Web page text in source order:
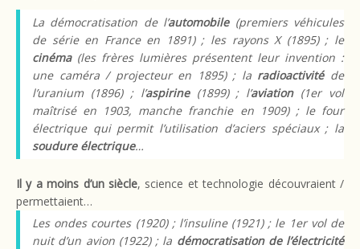
La démocratisation de l’automobile(premiers véhicules
de série en France en 1891) ; les rayons X (1895) ; le
cinéma (les frères lumières présentent leur invention :
une caméra / projecteur en 1895) ; la radioactivité de
l’uranium (1896) ; l’aspirine(1899) ; l’aviation(1er vol
maîtrisé en 1903, manche franchie en 1909) ; le four
électrique qui permit l’utilisation d’aciers spéciaux ; la
soudure électrique…
Il y a moins d’un siècle, science et technologie découvraient /
permettaient…
Les ondes courtes (1920) ; l’insuline (1921) ; le 1er vol de
nuit d’un avion (1922) ; la démocratisation de l’électricité